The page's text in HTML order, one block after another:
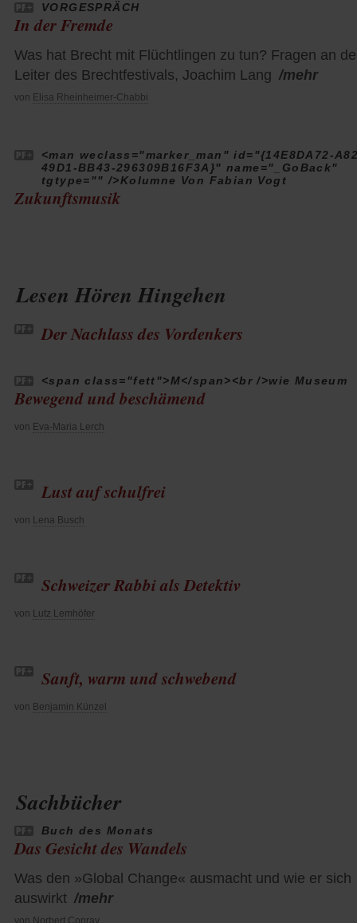
VORGESPRÄCH
In der Fremde
Was hat Brecht mit Flüchtlingen zu tun? Fragen an
Leiter des Brechtfestivals, Joachim Lang /mehr
von Elisa Rheinheimer-Chabbi
<man weclass="marker_man" id="{14E8DA72-
49D1-BB43-296309B16F3A}" name="_GoBack"
tgtype="" />Kolumne Von Fabian Vogt
Zukunftsmusik
Lesen Hören Hingehen
Der Nachlass des Vordenkers
<span class="fett">M</span><br />wie Museum
Bewegend und beschämend
von Eva-Maria Lerch
Lust auf schulfrei
von Lena Busch
Schweizer Rabbi als Detektiv
von Lutz Lemhöfer
Sanft, warm und schwebend
von Benjamin Künzel
Sachbücher
Buch des Monats
Das Gesicht des Wandels
Was den »Global Change« ausmacht und wie er sich
auswirkt /mehr
von Norbert Copray